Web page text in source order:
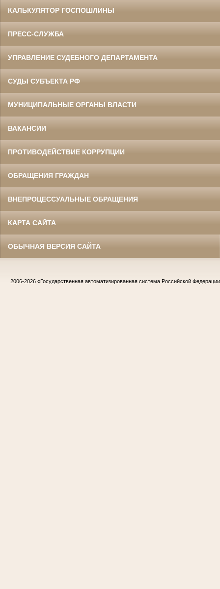
КАЛЬКУЛЯТОР ГОСПОШЛИНЫ
ПРЕСС-СЛУЖБА
УПРАВЛЕНИЕ СУДЕБНОГО ДЕПАРТАМЕНТА
СУДЫ СУБЪЕКТА РФ
МУНИЦИПАЛЬНЫЕ ОРГАНЫ ВЛАСТИ
ВАКАНСИИ
ПРОТИВОДЕЙСТВИЕ КОРРУПЦИИ
ОБРАЩЕНИЯ ГРАЖДАН
ВНЕПРОЦЕССУАЛЬНЫЕ ОБРАЩЕНИЯ
КАРТА САЙТА
ОБЫЧНАЯ ВЕРСИЯ САЙТА
2006-2026 «Государственная автоматизированная система Российской